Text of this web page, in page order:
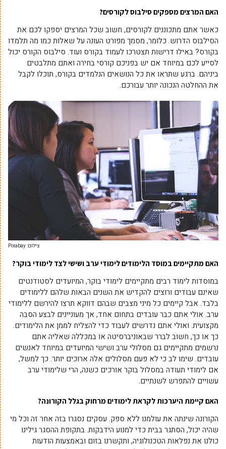
האם המרצים מספקים סילבוס לקורסים?
כאשר אתם מתכוננים לקורסים, חשוב שכל המרצים יספקו לכם את
הסילבוס הדרוש. כלומר, מסמך מפורט העונה על שאלות כמו מה תלמדו
בקורס? באילו דרישות תצטרכו לעמוד בקורס ועוד. סילבוס הקורס יכול
לסייע לכם במיוחד אם יש בפניכם קורסי בחירה ואתם מתלבטים
ביניהם. ברגע שתראו את כל הנושאים הנלמדים בקורס, תוכלו לקבל
את ההחלטה הנכונה יותר עבורכם.
צילום: Pixabay
האם מתקיימים במוסד הלימודים לימודי ערב ושישי לצד לימודי בוקר?
במוסדות לימוד רבים מתקיימים לימודי בוקר, המיועדים לסטודנטים
שאינם עבודים ורוצים להקדיש את השנים הבאות שלהם ללימודים
בלבד. אבל קיימים כל מיני מצבים שבהם דווקא תרצו להירשם ללימודי
ערב. אולי אתם כבר עובדים בתחום אחד, אך מעוניינים לבצע הסבה
מקצועית. ואולי אתם נדרשים לעבוד כדי להצליח לממן את הלימודים.
כך או כך, חשוב לברר שבאוניברסיטה או במכללה שאליה אתם
נרשמים מתקיימים גם מסלולי ערב ושישי המיועדים במיוחד לאנשים
עובדים. שימו לב כי לא פעם מסלולים אלה ארוכים יותר. כך למשל,
אם לימודי תעודה במסלול בוקר אורכים כשנה, הרי שלימודי ערב
עשויים להתפרש לשנתיים.
האם קיימת היערכות לקראת לימודים מרחוק בגלל הקורונה?
הקורונה שינתה את עולמנו ללא ספק. עסקים נסגרו בזה אחר זה וכל מי
שהיה יכול, הסתגר בבית כדי למנוע הידבקות. בתקופת ההסגר גילינו
כולנו את נפלאות הטכנולוגיה, ותקשרנו בזום ובאמצעות הודעות